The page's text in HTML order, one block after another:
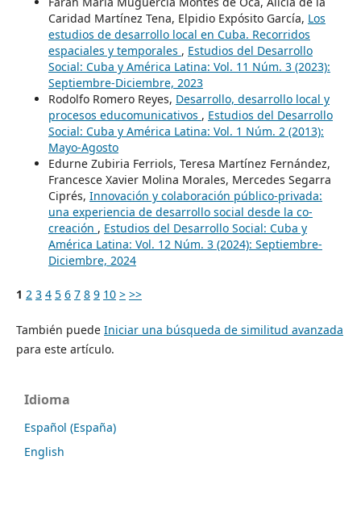
Caridad Martínez Tena, Elpidio Expósito García, Los
estudios de desarrollo local en Cuba. Recorridos
espaciales y temporales , Estudios del Desarrollo
Social: Cuba y América Latina: Vol. 11 Núm. 3 (2023):
Septiembre-Diciembre, 2023
Rodolfo Romero Reyes, Desarrollo, desarrollo local y
procesos educomunicativos , Estudios del Desarrollo
Social: Cuba y América Latina: Vol. 1 Núm. 2 (2013):
Mayo-Agosto
Edurne Zubiria Ferriols, Teresa Martínez Fernández,
Francesce Xavier Molina Morales, Mercedes Segarra
Ciprés, Innovación y colaboración público-privada:
una experiencia de desarrollo social desde la co-
creación , Estudios del Desarrollo Social: Cuba y
América Latina: Vol. 12 Núm. 3 (2024): Septiembre-
Diciembre, 2024
1 2 3 4 5 6 7 8 9 10 > >>
También puede Iniciar una búsqueda de similitud avanzada
para este artículo.
Idioma
Español (España)
English